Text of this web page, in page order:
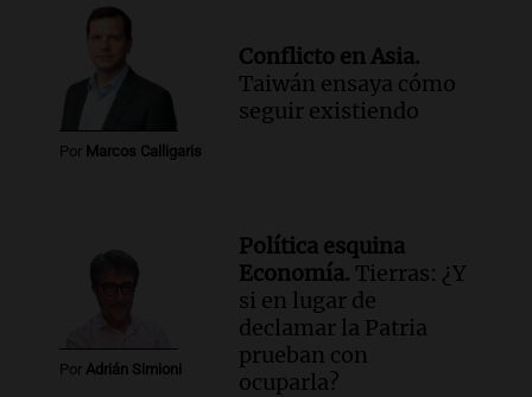
Por Marcos Calligaris
Conflicto en Asia.
Taiwán ensaya cómo
seguir existiendo
Por Adrián Simioni
Política esquina
Economía. Tierras: ¿Y
si en lugar de
declamar la Patria
prueban con
ocuparla?